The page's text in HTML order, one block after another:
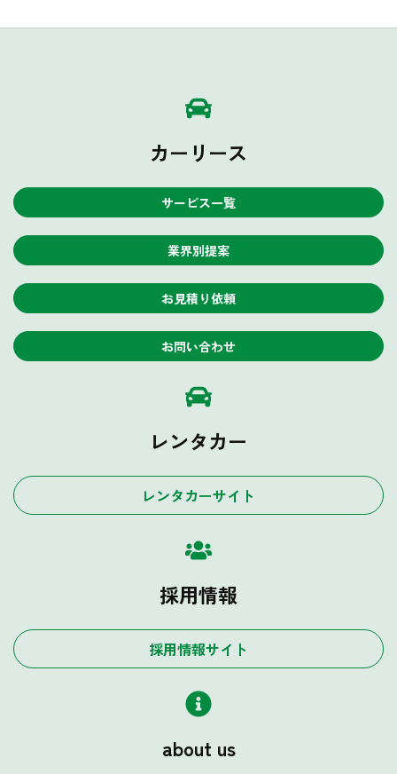
カーリース
サービス一覧
業界別提案
お見積り依頼
お問い合わせ
レンタカー
レンタカーサイト
採用情報
採用情報サイト
about us